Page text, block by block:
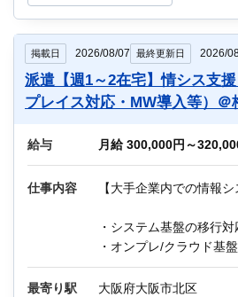
他にもIT関連のお仕事が
迷っている方も、まず
い！
＼Q＆A／
Q：残業はどのくらいで
Q：職場の年齢層は？
A：平均年齢40歳くらい
掲載日 2026/08/07 最終更新日 2026/
派遣【週1～2在宅】情シス支
プレイス対応・MW導入等）＠
給与 月給 300,000円～
仕事内容 【大手企業内での情報シ
・システム基盤の移行対
・オンプレ/クラウド基
VMC/OCI/AWS）
・OSリプレース対応（
最寄り駅
大阪府大阪市北区